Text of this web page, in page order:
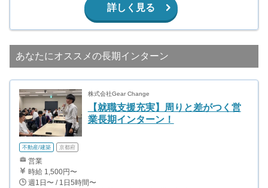
詳しく見る
あなたにオススメの長期インターン
株式会社Gear Change
【就職支援充実】周りと差がつく営
業長期インターン！
不動産/建築 京都府
営業
時給 1,500円〜
週1日〜 / 1日5時間〜